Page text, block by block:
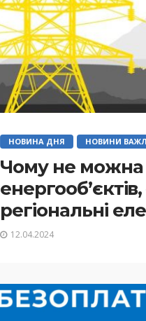
НОВИНА ДНЯ НОВИНИ
Чому не можна
регіональні
12.04.2024